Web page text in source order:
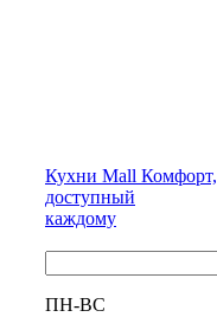
Кухни Mall Комфорт,
доступный
каждому
ПН-ВС